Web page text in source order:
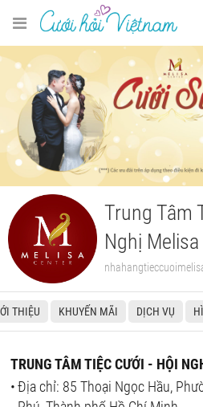
Trung Tâm
Nghị
THIỆU KHUYẾN MÃI DỊCH VỤ
TRUNG TÂM TIỆC CƯỚI - HỘI
Địa chỉ: 85 Thoại Ngọc Hầu,